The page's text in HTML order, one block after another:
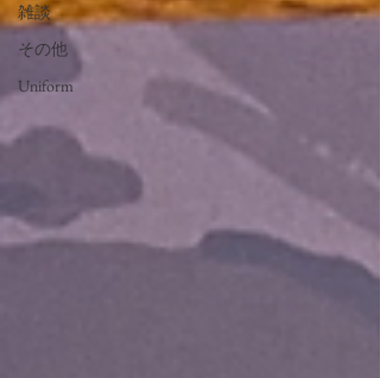
雑談
その他
Uniform